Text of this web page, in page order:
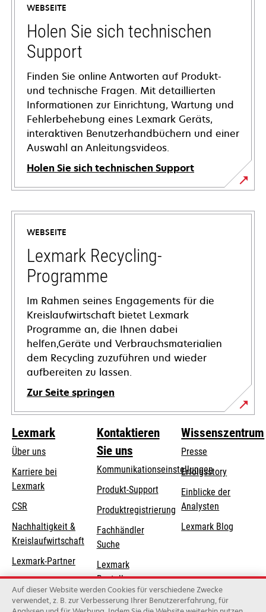
WEBSEITE
Holen Sie sich technischen
Support
Finden Sie online Antworten auf Produkt-
und technische Fragen. Mit detaillierten
Informationen zur Einrichtung, Wartung und
Fehlerbehebung eines Lexmark Geräts,
interaktiven Benutzerhandbüchern und einer
Auswahl an Anleitungsvideos.
Holen Sie sich technischen Support
wird
in
neuen
Registerkarte
geöffnet
WEBSEITE
Lexmark Recycling-
Programme
Im Rahmen seines Engagements für die
Kreislaufwirtschaft bietet Lexmark
Programme an, die Ihnen dabei
helfen,Geräte und Verbrauchsmaterialien
dem Recycling zuzuführen und wieder
aufbereiten zu lassen.
Zur Seite springen
Lexmark
Über uns
Karriere bei
Lexmark
CSR
Nachhaltigkeit &
Kreislaufwirtschaft
Lexmark-Partner
Kontaktieren
Sie uns
Kommunikationseinstellungen
wird
in
einer
neuen
Registerkarte
geöffnet
Produkt-Supportwird
einer
neuen
Produktregistrierung
Fachhändler
Suche
Lexmark
Bestellungen
Lexmark
Wissenszentrum
Presse
Erfolgsstory
Einblicke der
Analysten
Lexmark Blog
Auf dieser Website werden Cookies für verschiedene Zwecke
verwendet, z. B. zur Verbesserung Ihrer Benutzererfahrung, für